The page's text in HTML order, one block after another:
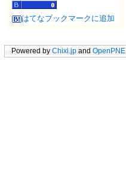
はてなブックマークに追加
Powered by Chixi.jp and OpenPNE